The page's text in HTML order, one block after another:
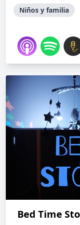
Niños y familia
Bed Time